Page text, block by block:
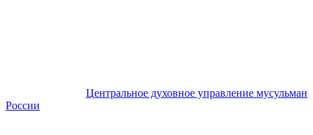
Центральное духовное управление мусульман
России